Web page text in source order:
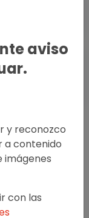
Isidro
San
aviso
y reconozco
a contenido
imágenes
con las